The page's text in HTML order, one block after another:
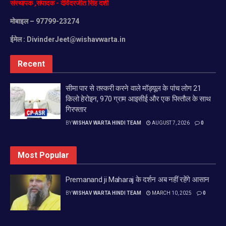
संस्थापक,संपादक-देविंदरजीतसिंहदर्शी
मोबाइल– 97799-23274
ईमेल : DivinderJeet@wishavwarta.in
Recent
सीमा पार से तस्करी करने वाले मॉड्यूल के पांच लोग 21
किलो हेरोइन, 970 ग्राम आइसीई और एक पिस्तौल के साथ
गिरफ्तार
BYWISHAV WARTA HINDI TEAM AUGUST 7, 2026 0
Most Popular
Premanand ji Maharaj के दर्शन अब नहीं रहेंगे आसान
BYWISHAV WARTA HINDI TEAM MARCH 10, 2025 0